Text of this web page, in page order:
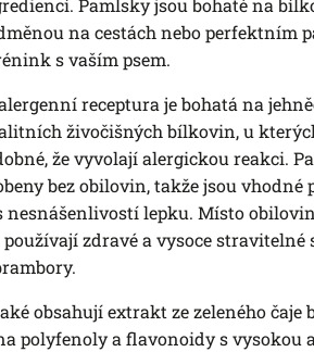
Pamlsky jsou bohaté na
na cestách nebo perfektním
s vaším psem.
receptura je bohatá na
živočišných bílkovin, u
že vyvolají alergickou reakci.
bez obilovin, takže jsou vhodné
nesnášenlivostí lepku. Místo
zdravé a vysoce stravitelné
obsahují extrakt ze zeleného čaje
polyfenoly a flavonoidy s vysokou